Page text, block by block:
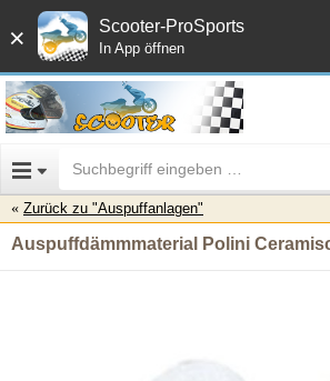
× Scooter-ProSports
In App öffnen
Zurück zu "Auspuffanlagen"
Auspuffdämmmaterial Polini